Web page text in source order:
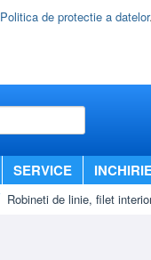
Politica de protectie a datelor
SERVICE
Robineti de linie, filet